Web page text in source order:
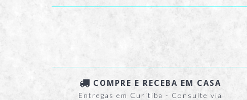
COMPRE E RECEBA EM CASA
Entregas em Curitiba - Consulte via